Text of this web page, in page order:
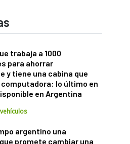
trabaja a 1000
para ahorrar
y tiene una cabina que
computadora: lo último en
en Argentina
argentino una
promete cambiar una